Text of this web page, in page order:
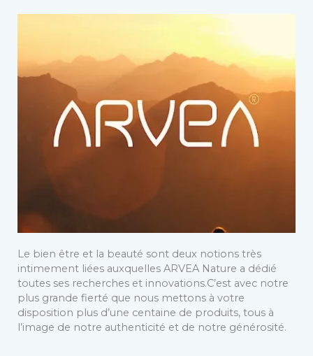
Le bien être et la beauté sont deux notions très
intimement liées auxquelles ARVEA Nature a dédié
toutes ses recherches et innovations.C’est avec notre
plus grande fierté que nous mettons à votre
disposition plus d’une centaine de produits, tous à
l’image de notre authenticité et de notre générosité.